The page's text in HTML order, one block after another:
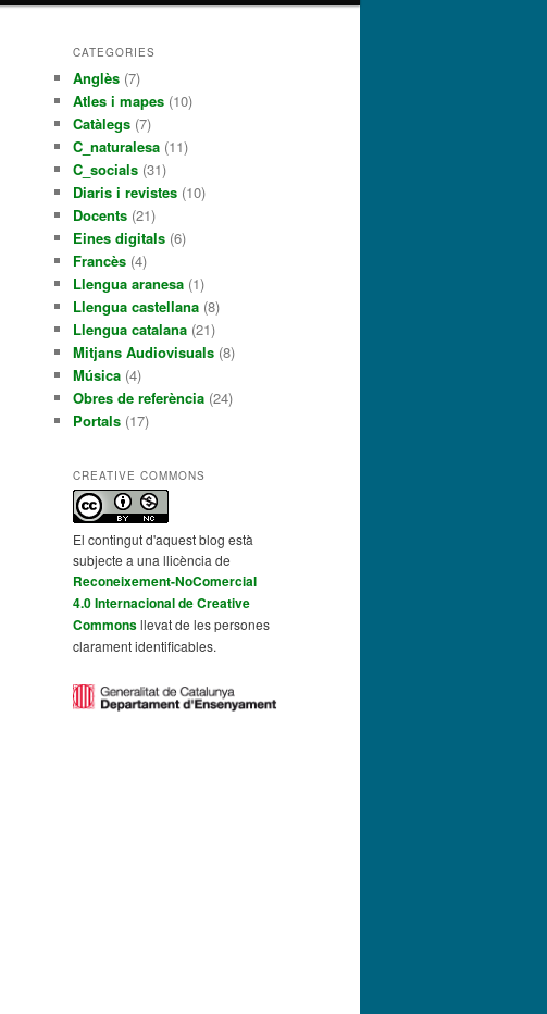
CATEGORIES
Anglès (7)
Atles i mapes (10)
Catàlegs (7)
C_naturalesa (11)
C_socials (31)
Diaris i revistes (10)
Docents (21)
Eines digitals (6)
Francès (4)
Llengua aranesa (1)
Llengua castellana (8)
Llengua catalana (21)
Mitjans Audiovisuals (8)
Música (4)
Obres de referència (24)
Portals (17)
CREATIVE COMMONS
El contingut d'aquest blog està
subjecte a una llicència de
Reconeixement-NoComercial
4.0 Internacional de Creative
Commonsllevat de les persones
clarament identificables.